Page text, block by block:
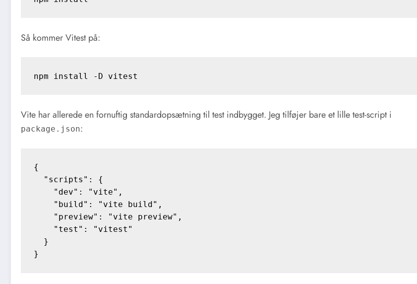
Så kommer Vitest på:
Vite har allerede en fornuftig standardopsætning til test indbygget. Jeg tilføjer bare et lille test-script i
package.json:
{
  "scripts": {
    "dev": "vite",
    "build": "vite build",
    "preview": "vite preview",
    "test": "vitest"
  }